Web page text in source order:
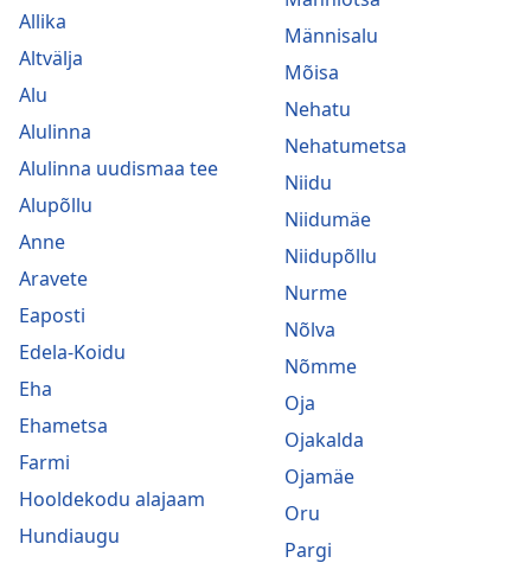
Allika
Altvälja
Alu
Alulinna
Alulinna uudismaa tee
Alupõllu
Anne
Aravete
Eaposti
Edela-Koidu
Eha
Ehametsa
Farmi
Hooldekodu alajaam
Hundiaugu
Männisalu
Mõisa
Nehatu
Nehatumetsa
Niidu
Niidumäe
Niidupõllu
Nurme
Nõlva
Nõmme
Oja
Ojakalda
Ojamäe
Oru
Pargi